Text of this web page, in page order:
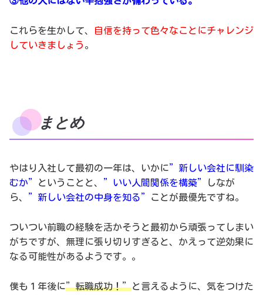
これらを生かして、
自信を持って色々なことにチャレンジ
していきましょう 。
まとめ
やはり入社して最初の一年は、いかに”新しい会社に馴染
むか”
ということと、 ”いい人間関係を構築”
しなが
ら、 ”新しい会社の中身を知る” ことが最優先ですね。
ついつい前職の経験を活かそうと最初から頑張ってしまい
がちですが、無理に張り切りすぎると、かえって逆効果に
なる可能性があるようです。。
僕も１年後に”転職成功！”と言えるように、気をつけた